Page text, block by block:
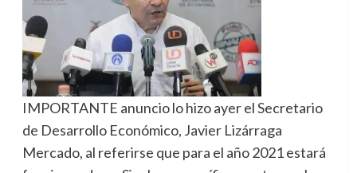
IMPORTANTE anuncio lo hizo ayer el Secretario
de Desarrollo Económico, Javier Lizárraga
Mercado, al referirse que para el año 2021 estará